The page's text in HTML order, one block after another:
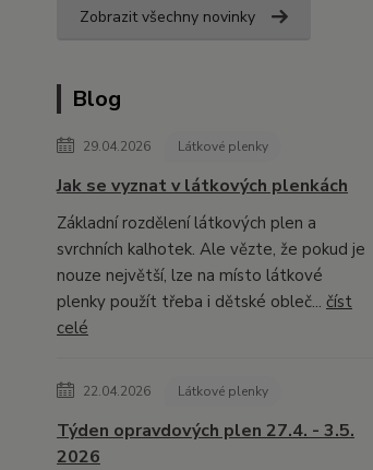
Zobrazit všechny novinky
Blog
29.04.2026 Látkové plenky
Jak se vyznat v látkových plenkách
Základní rozdělení látkových plen a
svrchních kalhotek. Ale vězte, že pokud je
nouze největší, lze na místo látkové
plenky použít třeba i dětské obleč... číst
celé
22.04.2026 Látkové plenky
Týden opravdových plen 27.4. - 3.5.
2026